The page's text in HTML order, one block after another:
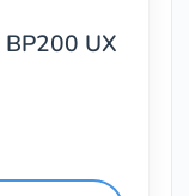
UX